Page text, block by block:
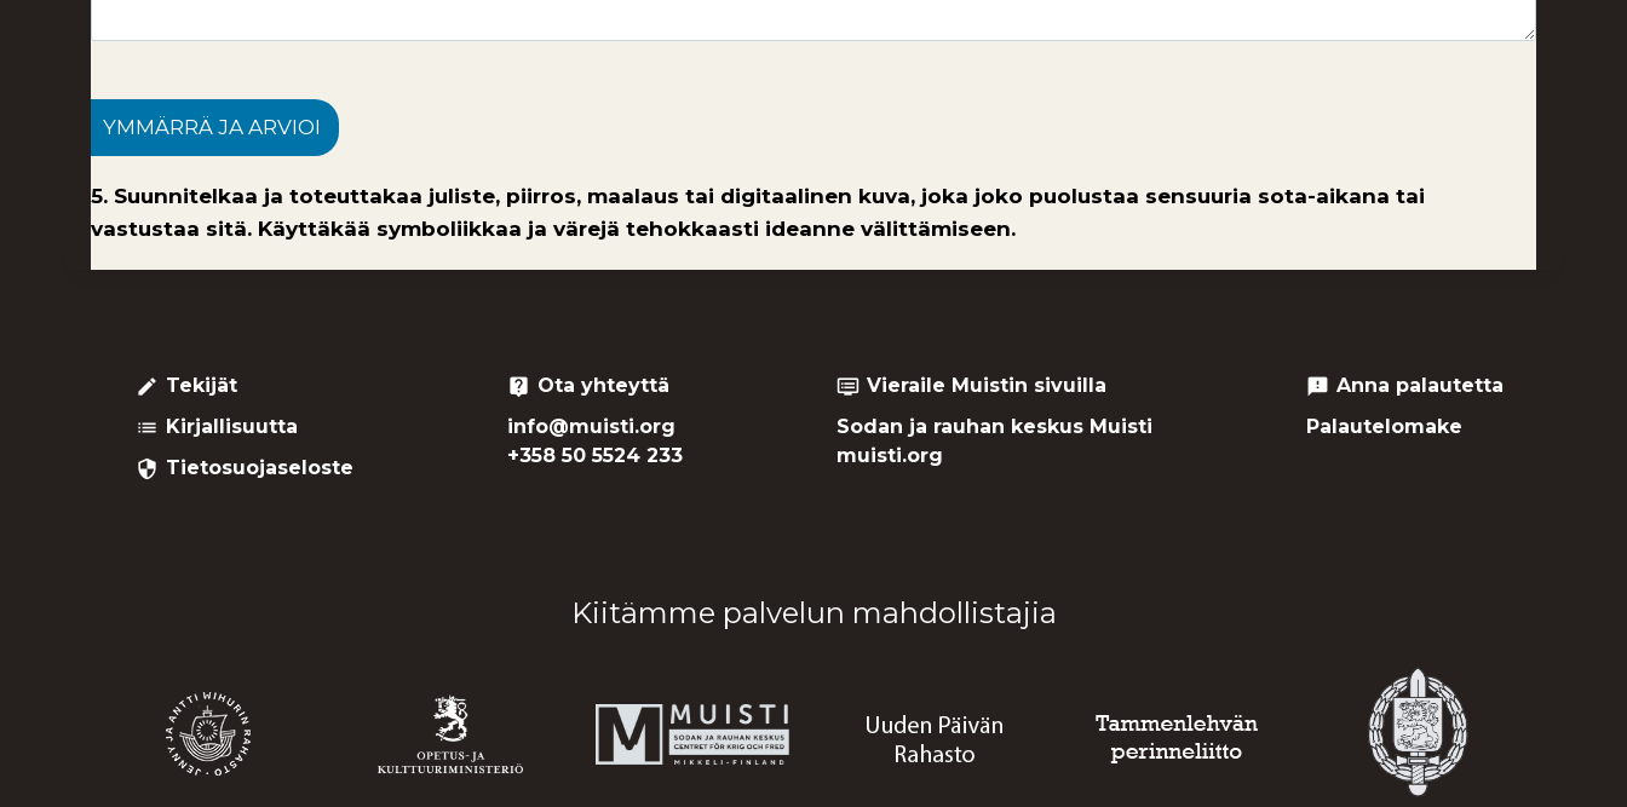
YMMÄRRÄ JA ARVIOI
5. Suunnitelkaa ja toteuttakaa juliste, piirros, maalaus tai digitaalinen kuva, joka joko puolustaa sensuuria sota-aikana tai
vastustaa sitä. Käyttäkää symboliikkaa ja värejä tehokkaasti ideanne välittämiseen.
create Tekijät
list Kirjallisuutta
security Tietosuojaseloste
live_help Ota yhteyttä
info@muisti.org
+358 50 5524 233
dvr Vieraile Muistin sivuilla
Sodan ja rauhan keskus Muisti
muisti.org
feedback Anna palautetta
Palautelomake
Kiitämme palvelun mahdollistajia